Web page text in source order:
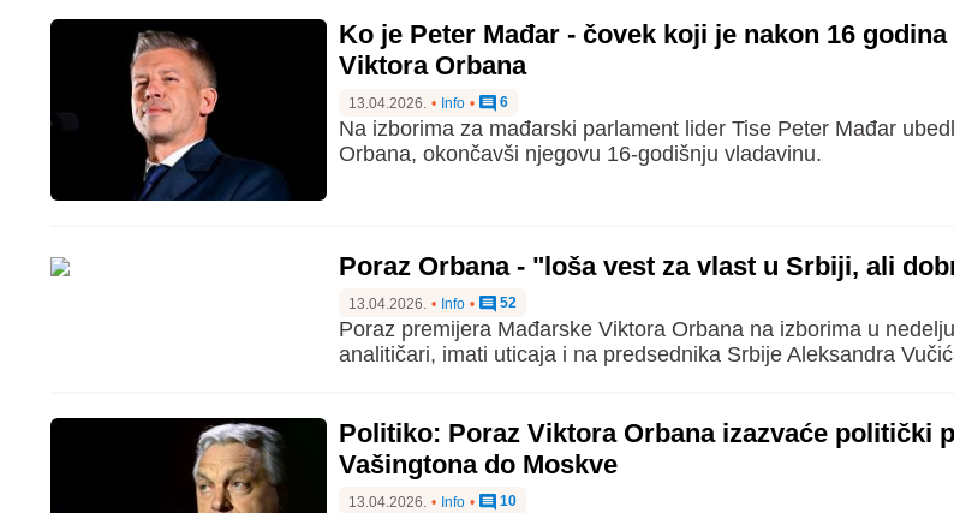
Ko je Peter Mađar - čovek koji je nakon 16
Viktora Orbana
13.04.2026. • Info • 6
Na izborima za mađarski parlament lider Tise Peter Mađar
Orbana, okončavši njegovu 16-godišnju vladavinu.
Poraz Orbana - "loša vest za vlast u Srbiji, ali
13.04.2026. • Info • 52
Poraz premijera Mađarske Viktora Orbana na izborima u
analitičari, imati uticaja i na predsednika Srbije Aleksandra
Politiko: Poraz Viktora Orbana izazvaće politički
Vašingtona do Moskve
13.04.2026. • Info • 10